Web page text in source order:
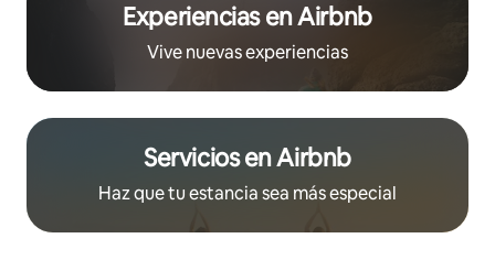
Experiencias en Airbnb
Vive nuevas experiencias
Servicios en Airbnb
Haz que tu estancia sea más especial